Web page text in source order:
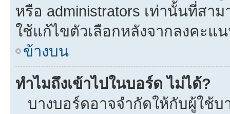
หรือ administrators เท่านั้นที่สา
ใช้แก้ไขตัวเลือกหลังจากลงคะแ
ข้างบน
ทำไมถึงเข้าไปในบอร์ด ไม่ได้?
บางบอร์ดอาจจำกัดให้กับผู้ใช้บ